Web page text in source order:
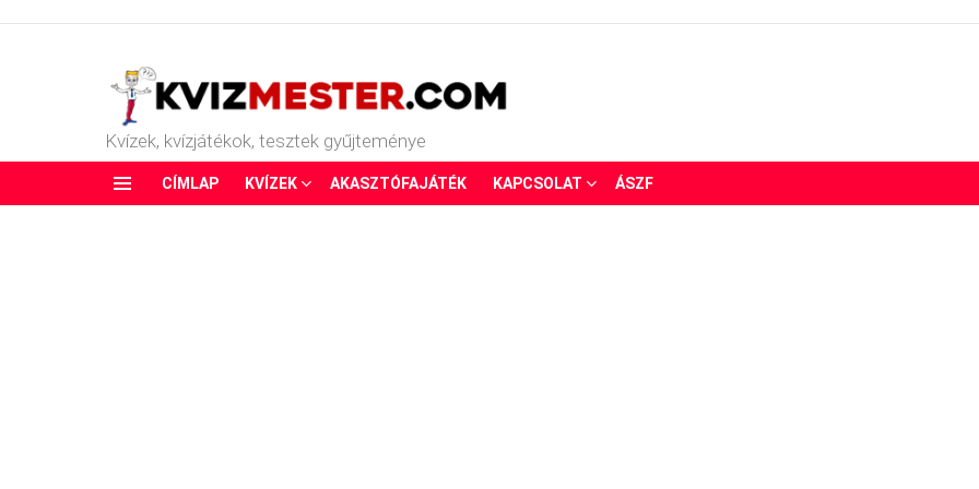
Kvízek, kvízjátékok, tesztek gyűjteménye
CÍMLAP KVÍZEK AKASZTÓFAJÁTÉK KAPCSOLAT ÁSZF